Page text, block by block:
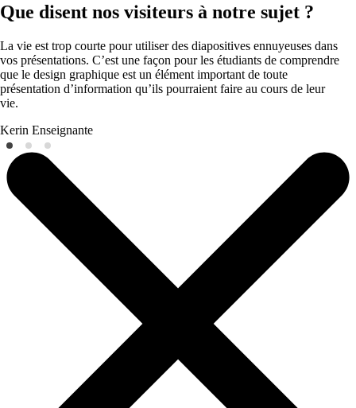
Que disent nos visiteurs à notre sujet ?
La vie est trop courte pour utiliser des diapositives ennuyeuses dans
vos présentations. C’est une façon pour les étudiants de comprendre
que le design graphique est un élément important de toute
présentation d’information qu’ils pourraient faire au cours de leur
vie.
Kerin Enseignante